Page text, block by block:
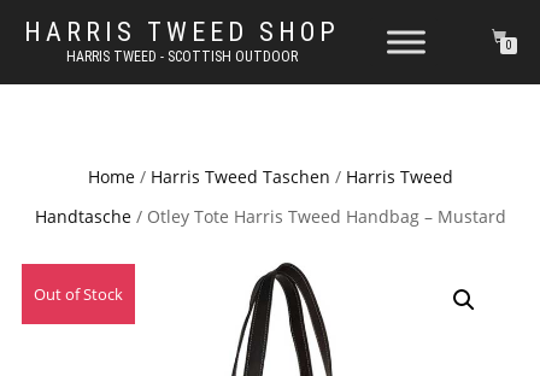
HARRIS TWEED SHOP
HARRIS TWEED - SCOTTISH OUTDOOR
0
Home/ Harris Tweed Taschen / Harris Tweed
Handtasche/ Otley Tote Harris Tweed Handbag – Mustard
Out of Stock